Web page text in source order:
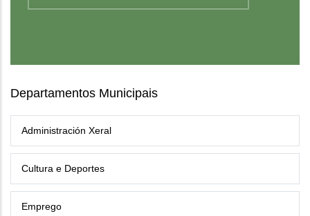
Departamentos Municipais
Administración Xeral
Cultura e Deportes
Emprego